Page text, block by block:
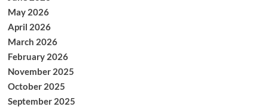
May 2026
April 2026
March 2026
February 2026
November 2025
October 2025
September 2025